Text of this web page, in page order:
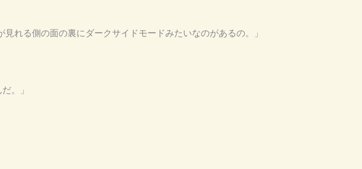
れる側の面の裏にダークサイドモードみたいなのがあるの。」
。」